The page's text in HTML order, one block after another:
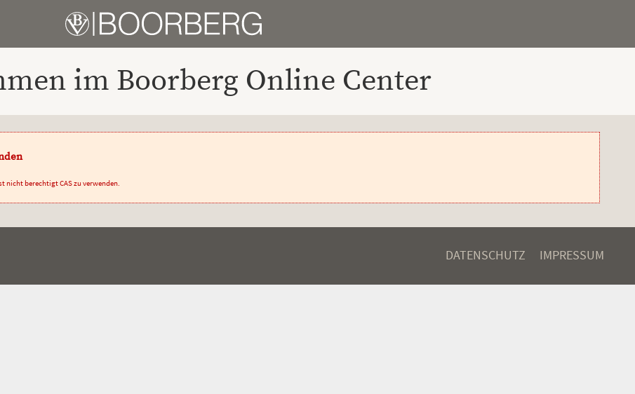
im Boorberg Online Center
berechtigt CAS zu verwenden.
DATENSCHUTZ IMPRESSUM